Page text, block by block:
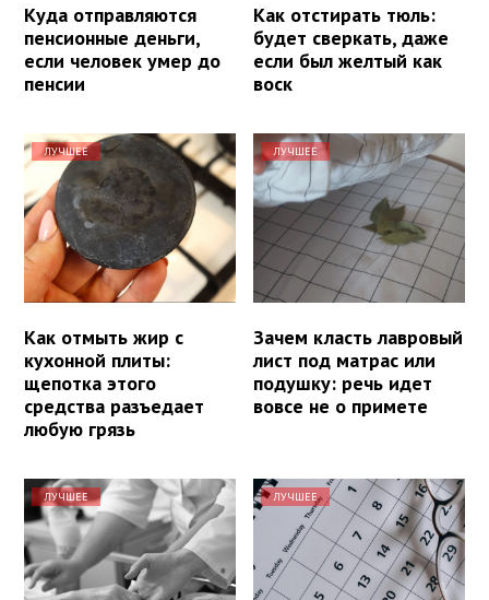
Куда отправляются
пенсионные деньги,
если человек умер до
пенсии
Как отстирать тюль:
будет сверкать, даже
если был желтый как
воск
ЛУЧШЕЕ
Как отмыть жир с
кухонной плиты:
щепотка этого
средства разъедает
любую грязь
ЛУЧШЕЕ
Зачем класть лавровый
лист под матрас или
подушку: речь идет
вовсе не о примете
ЛУЧШЕЕ ЛУЧШЕЕ